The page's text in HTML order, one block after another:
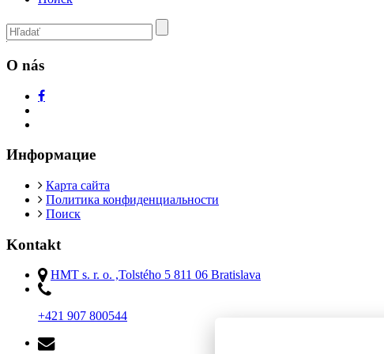
O nás
Информациe
Карта сайта
Политика конфиденциальности
Поиск
Kontakt
HMT s. r. o. ,Tolstého 5 811 06 Bratislava
+421 907 800544